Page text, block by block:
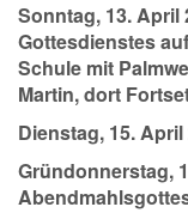
Sonntag, 13. April
Gottesdienstes
Schule mit
Martin, dort
Dienstag, 15.
Gründonnerstag,